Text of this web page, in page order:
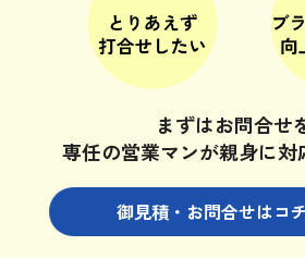
まずはお問合せ
専任の営業マンが親身に
御見積・お問合せはコ